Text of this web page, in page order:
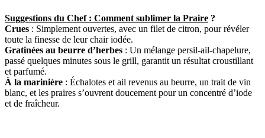
Suggestions du Chef : Comment sublimer la Praire ?
Crues : Simplement ouvertes, avec un filet de citron, pour révéler
toute la finesse de leur chair iodée.
Gratinées au beurre d’herbes : Un mélange persil-ail-chapelure,
passé quelques minutes sous le grill, garantit un résultat croustillant
et parfumé.
À la marinière : Échalotes et ail revenus au beurre, un trait de vin
blanc, et les praires s’ouvrent doucement pour un concentré d’iode
et de fraîcheur.